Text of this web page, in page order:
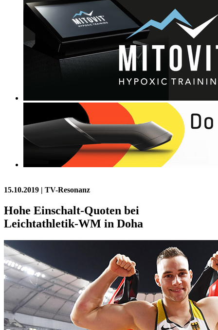
15.10.2019 | TV-Resonanz
Hohe Einschalt-Quoten bei
Leichtathletik-WM in Doha